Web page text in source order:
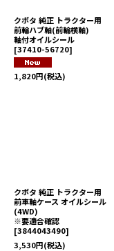
クボタ 純正 トラクター用
前輪ハブ軸(前輪横軸)
軸付オイルシール
[37410-56720]
1,820円(税込)
クボタ 純正 トラクター用
前車軸ケース オイルシール
(4WD)
※要適合確認
[3844043490]
3,530円(税込)